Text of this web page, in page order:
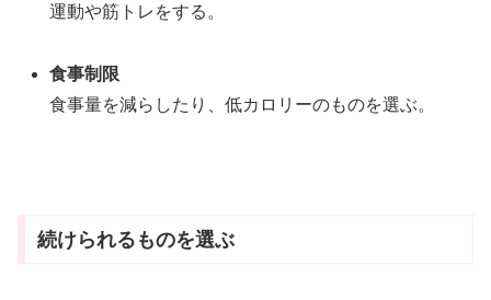
運動や筋トレをする。
食事制限
食事量を減らしたり、低カロリーのものを選ぶ。
続けられるものを選ぶ